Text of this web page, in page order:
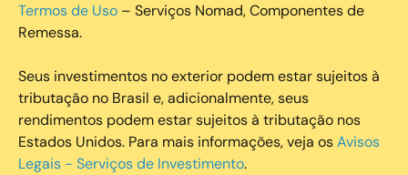
Termos de Uso – Serviços Nomad, Componentes de
Remessa.
Seus investimentos no exterior podem estar sujeitos à
tributação no Brasil e, adicionalmente, seus
rendimentos podem estar sujeitos à tributação nos
Estados Unidos. Para mais informações, veja osAvisos
Legais - Serviços de Investimento.